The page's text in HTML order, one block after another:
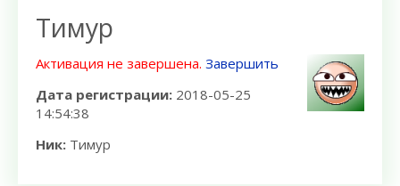
Тимур
Активация не завершена. Завершить
Дата регистрации: 2018-05-25
14:54:38
Ник: Тимур